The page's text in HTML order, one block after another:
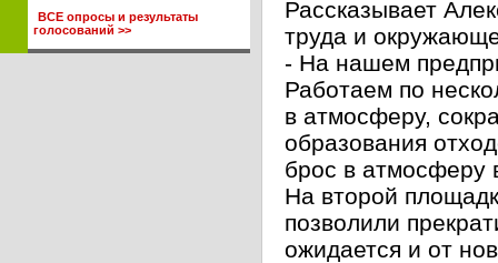
ВСЕ опросы и результаты
голосований >>
Рассказывает
труда и
- На нашем
Работаем по
в атмосферу,
образования
брос в атмосферу
На второй
позволили
ожидается и от